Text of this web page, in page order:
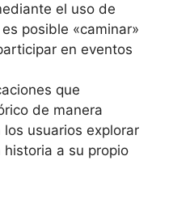
el uso de
posible «caminar»
en eventos
que
de manera
usuarios explorar
a su propio